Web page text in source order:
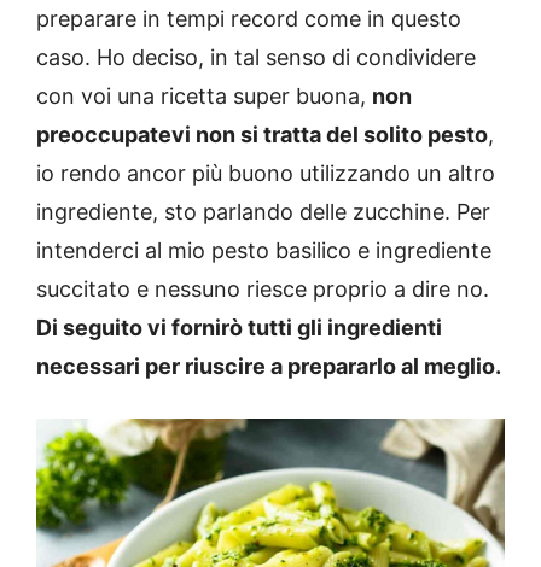
preparare in tempi record come in questo
caso. Ho deciso, in tal senso di condividere
con voi una ricetta super buona, non
preoccupatevi non si tratta del solito pesto,
io rendo ancor più buono utilizzando un altro
ingrediente, sto parlando delle zucchine. Per
intenderci al mio pesto basilico e ingrediente
succitato e nessuno riesce proprio a dire no.
Di seguito vi fornirò tutti gli ingredienti
necessari per riuscire a prepararlo al meglio.